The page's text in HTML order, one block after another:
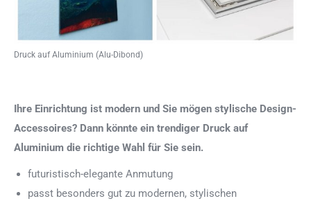
Druck auf Aluminium (Alu-Dibond)
Ihre Einrichtung ist modern und Sie mögen stylische Design-
Accessoires? Dann könnte ein trendiger Druck auf
Aluminium die richtige Wahl für Sie sein.
futuristisch-elegante Anmutung
passt besonders gut zu modernen, stylischen